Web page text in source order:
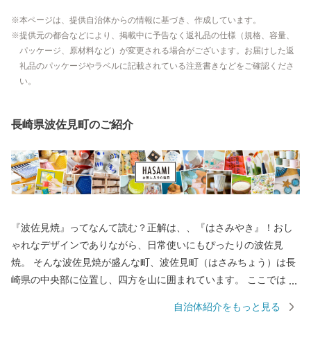
本ページは、提供自治体からの情報に基づき、作成しています。
提供元の都合などにより、掲載中に予告なく返礼品の仕様（規格、容量、
パッケージ、原材料など）が変更される場合がございます。お届けした返
礼品のパッケージやラベルに記載されている注意書きなどをご確認くださ
い。
長崎県波佐見町のご紹介
『波佐見焼』ってなんて読む？正解は、、『はさみやき』！おし
ゃれなデザインでありながら、日常使いにもぴったりの波佐見
焼。 そんな波佐見焼が盛んな町、波佐見町（はさみちょう）は長
崎県の中央部に位置し、四方を山に囲まれています。 ここでは、
な自然のなかで、お米やお茶、アスパラガスなどの農畜産業が行
自治体紹介をもっと見る